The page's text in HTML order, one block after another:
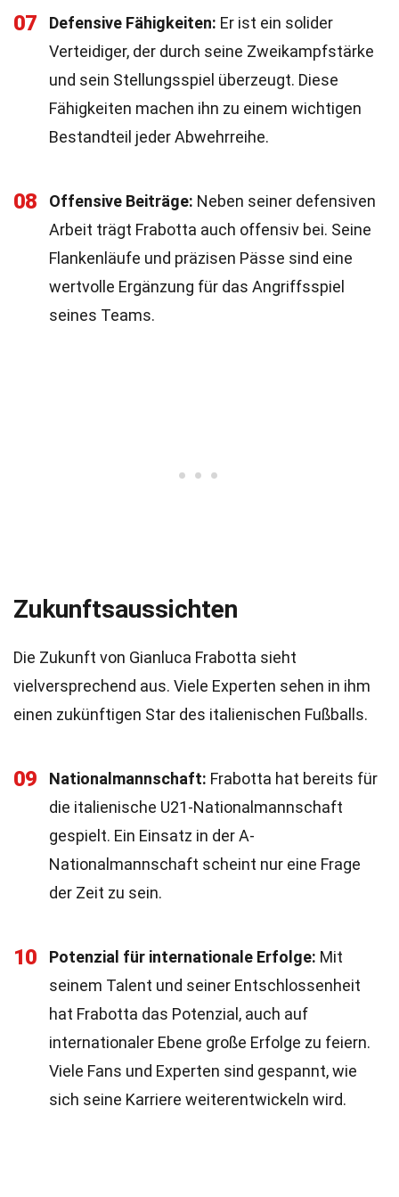
07 Defensive Fähigkeiten: Er ist ein solider
Verteidiger, der durch seine Zweikampfstärke
und sein Stellungsspiel überzeugt. Diese
Fähigkeiten machen ihn zu einem wichtigen
Bestandteil jeder Abwehrreihe.
08 Offensive Beiträge: Neben seiner defensiven
Arbeit trägt Frabotta auch offensiv bei. Seine
Flankenläufe und präzisen Pässe sind eine
wertvolle Ergänzung für das Angriffsspiel
seines Teams.
Zukunftsaussichten
Die Zukunft von Gianluca Frabotta sieht
vielversprechend aus. Viele Experten sehen in ihm
einen zukünftigen Star des italienischen Fußballs.
09 Nationalmannschaft: Frabotta hat bereits für
die italienische U21-Nationalmannschaft
gespielt. Ein Einsatz in der A-
Nationalmannschaft scheint nur eine Frage
der Zeit zu sein.
10 Potenzial für internationale Erfolge: Mit
seinem Talent und seiner Entschlossenheit
hat Frabotta das Potenzial, auch auf
internationaler Ebene große Erfolge zu feiern.
Viele Fans und Experten sind gespannt, wie
sich seine Karriere weiterentwickeln wird.